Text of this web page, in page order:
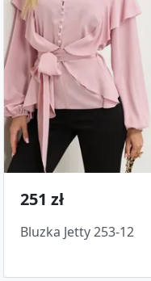
251 zł
Bluzka Jetty 253-12